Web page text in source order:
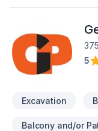
chaque projet avec
devenir la référence
5
Excavation
Balcony and/or